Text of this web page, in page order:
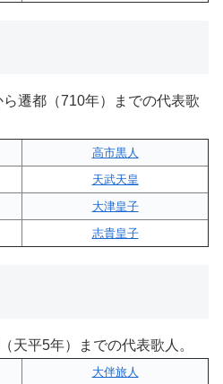
遷都（710年）までの代表歌
高市黒人
天武天皇
大津皇子
志貴皇子
天平5年）までの代表歌人。
大伴旅人